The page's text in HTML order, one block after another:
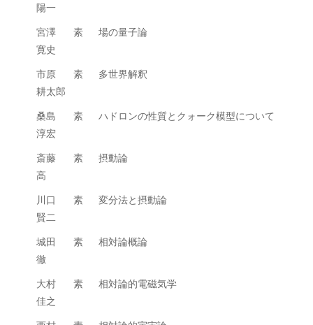
陽一
宮澤
寛史
素 場の量子論
市原
耕太郎
素 多世界解釈
桑島
淳宏
素 ハドロンの性質とクォーク模型について
斎藤
高
素 摂動論
川口
賢二
素 変分法と摂動論
城田
徹
素 相対論概論
大村
佳之
素 相対論的電磁気学